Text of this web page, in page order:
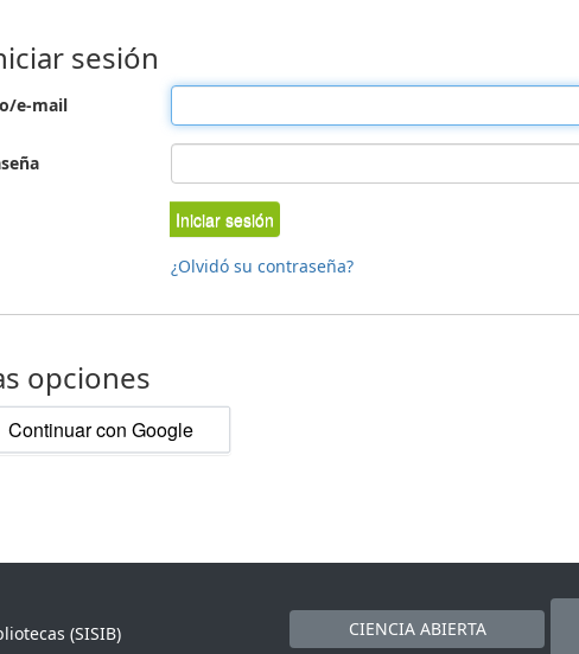
sesión
e-mail
Iniciar sesión
¿Olvidó su contraseña?
opciones
Continuar con Google
(SISIB)
CIENCIA ABIERTA